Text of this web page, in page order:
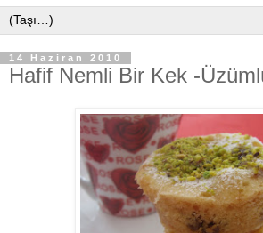
14 Haziran 2010
Hafif Nemli Bir Kek -